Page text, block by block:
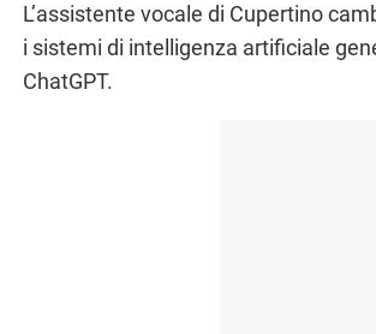
L’assistente vocale di Cupertino
i sistemi di intelligenza artificiale
ChatGPT.